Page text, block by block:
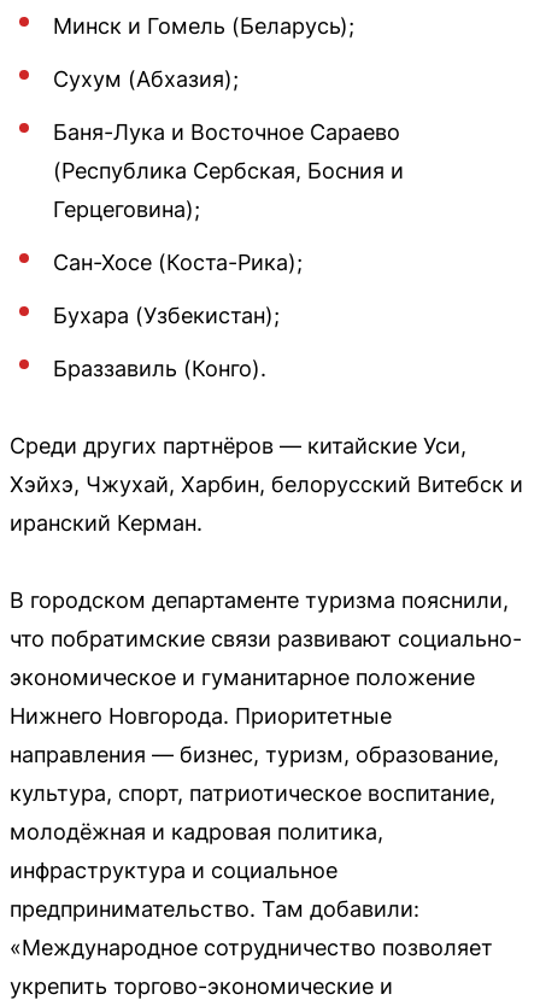
Минск и Гомель (Беларусь);
Сухум (Абхазия);
Баня-Лука и Восточное Сараево
(Республика Сербская, Босния и
Герцеговина);
Сан-Хосе (Коста-Рика);
Бухара (Узбекистан);
Браззавиль (Конго).
Среди других партнёров — китайские Уси,
Хэйхэ, Чжухай, Харбин, белорусский Витебск и
иранский Керман.
В городском департаменте туризма пояснили,
что побратимские связи развивают социально-
экономическое и гуманитарное положение
Нижнего Новгорода. Приоритетные
направления — бизнес, туризм, образование,
культура, спорт, патриотическое воспитание,
молодёжная и кадровая политика,
инфраструктура и социальное
предпринимательство. Там добавили:
«Международное сотрудничество позволяет
укрепить торгово-экономические и